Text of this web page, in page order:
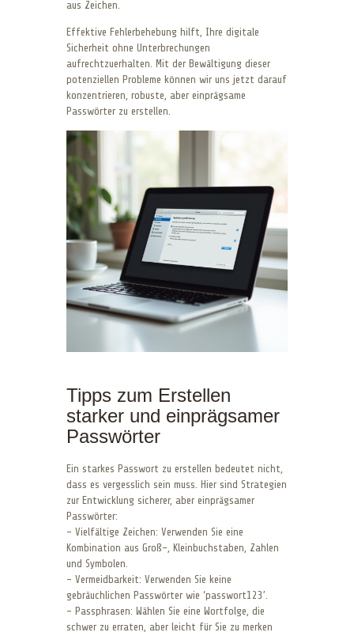
aus Zeichen.
Effektive Fehlerbehebung hilft, Ihre digitale
Sicherheit ohne Unterbrechungen
aufrechtzuerhalten. Mit der Bewältigung dieser
potenziellen Probleme können wir uns jetzt darauf
konzentrieren, robuste, aber einprägsame
Passwörter zu erstellen.
Tipps zum Erstellen
starker und einprägsamer
Passwörter
Ein starkes Passwort zu erstellen bedeutet nicht,
dass es vergesslich sein muss. Hier sind Strategien
zur Entwicklung sicherer, aber einprägsamer
Passwörter:
– Vielfältige Zeichen: Verwenden Sie eine
Kombination aus Groß-, Kleinbuchstaben, Zahlen
und Symbolen.
– Vermeidbarkeit: Verwenden Sie keine
gebräuchlichen Passwörter wie ‘passwort123’.
– Passphrasen: Wählen Sie eine Wortfolge, die
schwer zu erraten, aber leicht für Sie zu merken